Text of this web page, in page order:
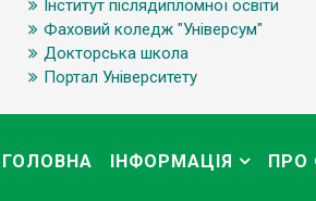
Інститут післядипломної освіти
Фаховий коледж "Універсум"
Докторська школа
Портал Університету
ГОЛОВНА ІНФОРМАЦІЯ ПРО